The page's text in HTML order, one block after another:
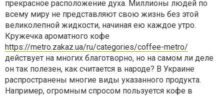
прекрасное расположение духа. Миллионы людей по
всему миру не представляют свою жизнь без этой
великолепной жидкости, начиная ею каждое утро.
Кружечка ароматного кофе
https://metro.zakaz.ua/ru/categories/coffee-metro/
действует на многих благотворно, но на самом ли деле
он так полезен, как считается в народе? В Украине
распространены многие виды указанного продукта.
Например, огромным спросом пользуется кофе в